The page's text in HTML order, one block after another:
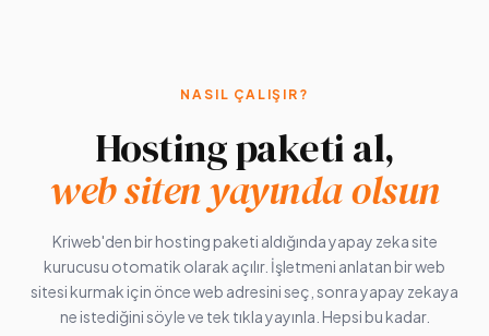
NASIL ÇALIŞIR?
Hosting paketi al,
web siten yayında olsun
Kriweb'den bir hosting paketi aldığında yapay zeka site
kurucusu otomatik olarak açılır. İşletmeni anlatan bir web
sitesi kurmak için önce web adresini seç, sonra yapay zekaya
ne istediğini söyle ve tek tıkla yayınla. Hepsi bu kadar.